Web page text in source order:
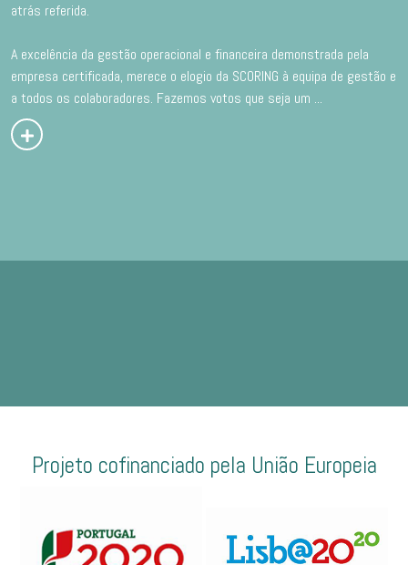
atrás referida.
A excelência da gestão operacional e financeira demonstrada pela
empresa certificada, merece o elogio da SCORING à equipa de gestão e
a todos os colaboradores. Fazemos votos que seja um ...
Projeto cofinanciado pela União Europeia